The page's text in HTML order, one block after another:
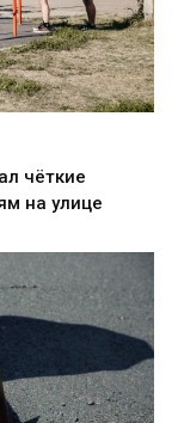
чёткие
на улице